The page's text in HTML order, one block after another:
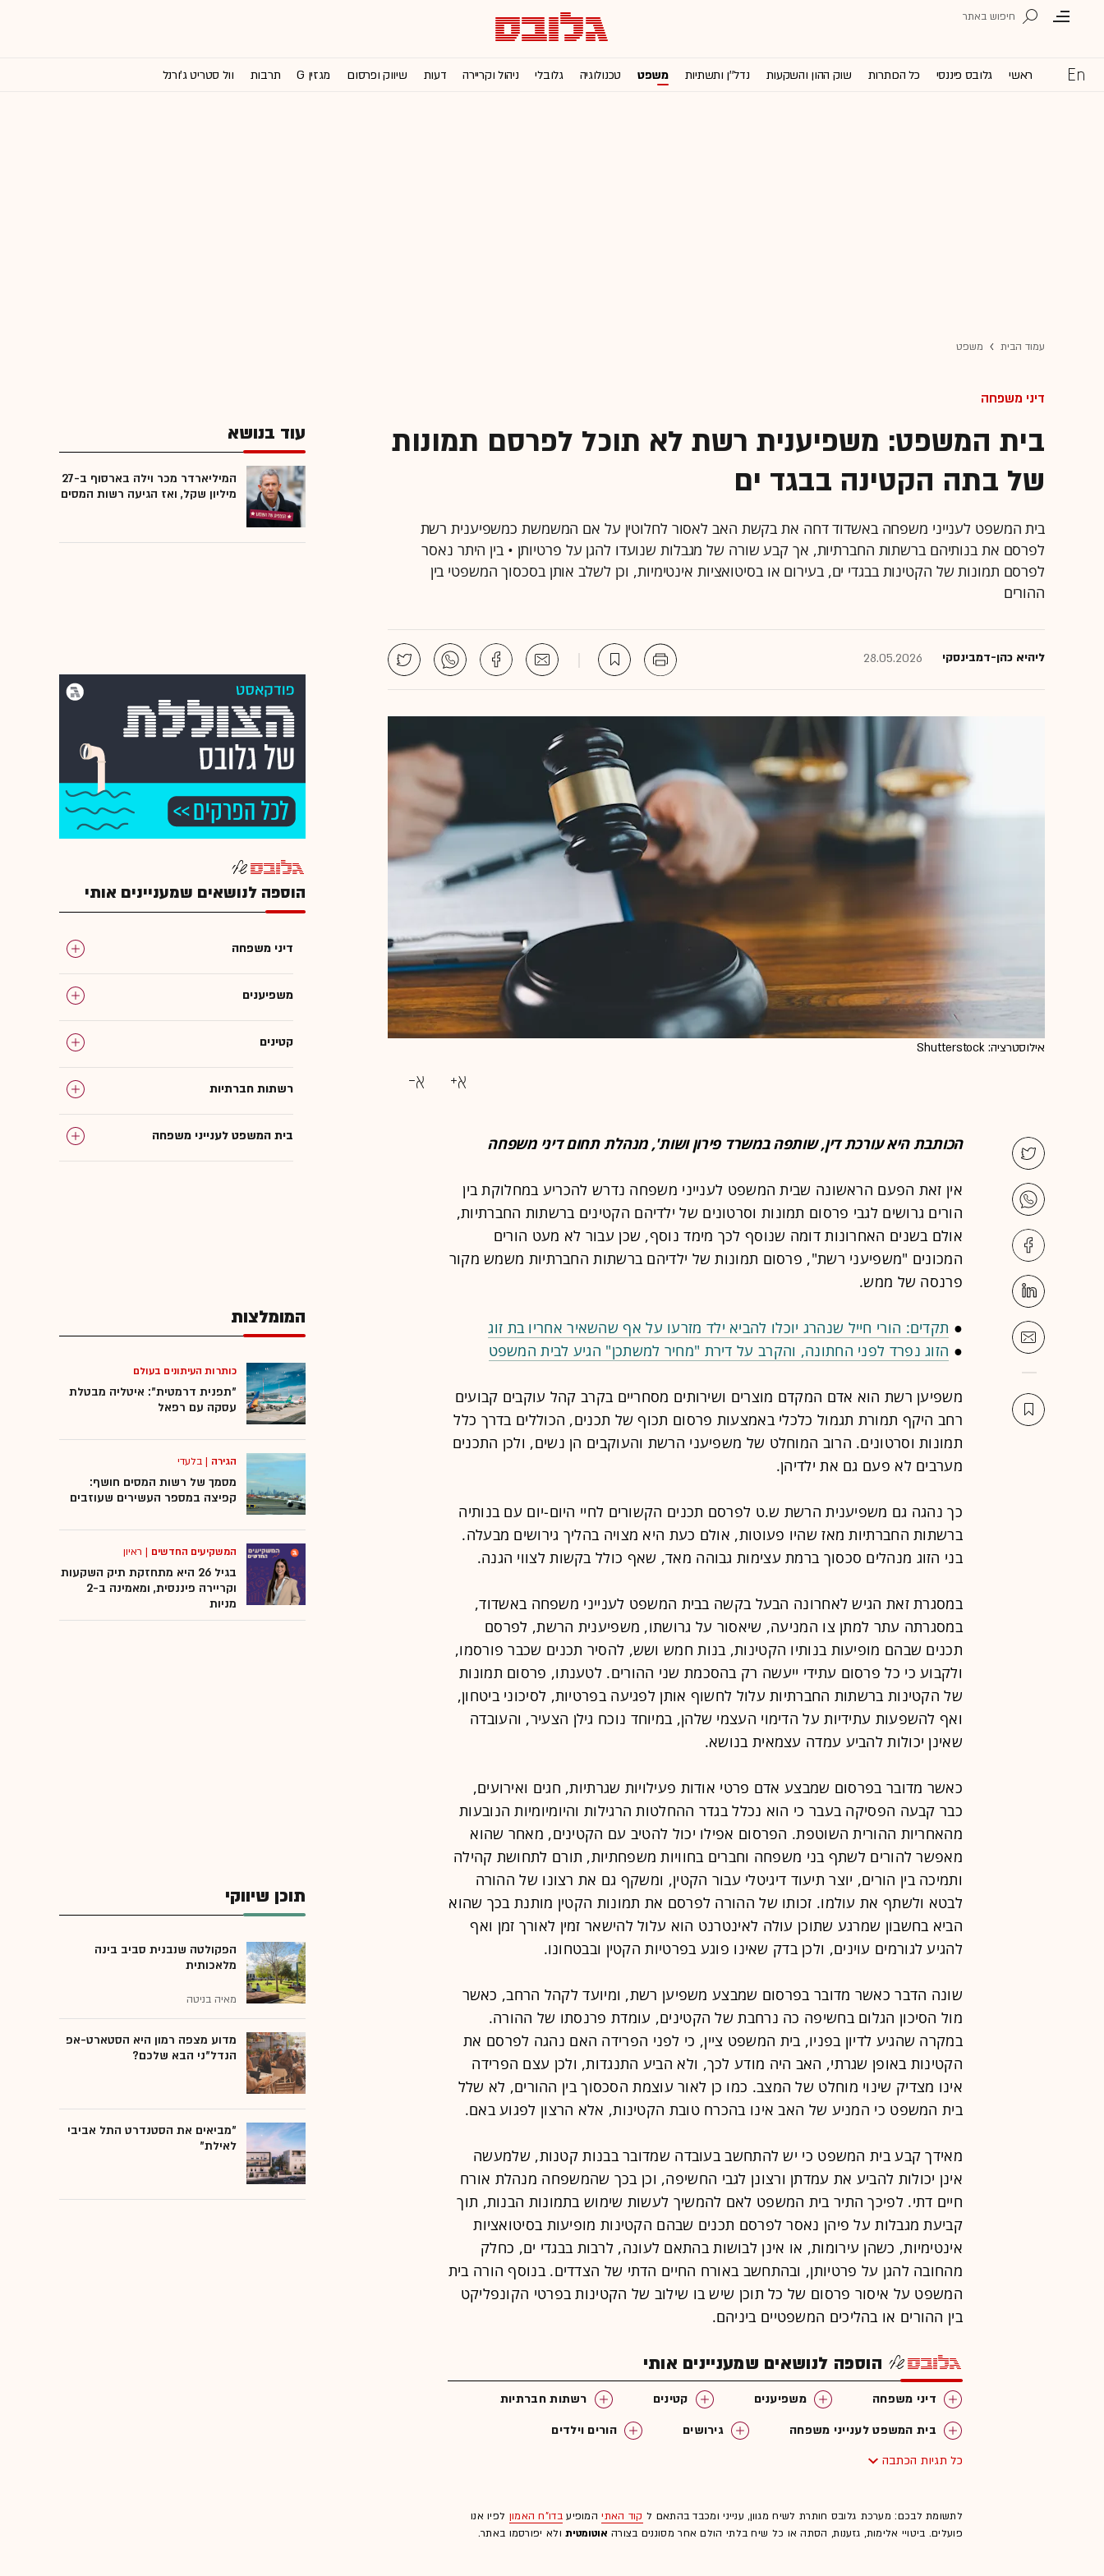
ראשי גלובס פיננסי כל הכותרות שוק ההון והשקעות נדל''ן ותשתיות משפט טכנולוגיה גלובלי ניהול וקריירה דעות שיווק ופרסום מגזין G תרבות וול סטריט ג'ורנל
עמוד הבית משפט
דיני משפחה
בית המשפט: משפיענית רשת לא תוכל לפרסם תמונות
של בתה הקטינה בבגד ים
בית המשפט לענייני משפחה באשדוד דחה את בקשת האב לאסור לחלוטין על אם המשמשת כמשפיענית רשת
לפרסם את בנותיהם ברשתות החברתיות, אך קבע שורה של מגבלות שנועדו להגן על פרטיותן • בין היתר נאסר
לפרסם תמונות של הקטינות בבגדי ים, בעירום או בסיטואציות אינטימיות, וכן לשלב אותן בסכסוך המשפטי בין
ההורים
ליהיא כהן-דמבינסקי 28.05.2026
אילוסטרציה: Shutterstock
הכותבת היא עורכת דין, שותפה במשרד פירון ושות', מנהלת תחום דיני משפחה
אין זאת הפעם הראשונה שבית המשפט לענייני משפחה נדרש להכריע במחלוקת בין
הורים גרושים לגבי פרסום תמונות וסרטונים של ילדיהם הקטינים ברשתות החברתיות,
אולם בשנים האחרונות דומה שנוסף לכך מימד נוסף, שכן עבור לא מעט הורים
המכונים "משפיעני רשת", פרסום תמונות של ילדיהם ברשתות החברתיות משמש מקור
פרנסה של ממש.
● תקדים: הורי חייל שנהרג יוכלו להביא ילד מזרעו על אף שהשאיר אחריו בת זוג
● הזוג נפרד לפני החתונה, והקרב על דירת "מחיר למשתכן" הגיע לבית המשפט
משפיען רשת הוא אדם המקדם מוצרים ושירותים מסחריים בקרב קהל עוקבים קבועים
רחב היקף תמורת תגמול כלכלי באמצעות פרסום תכוף של תכנים, הכוללים בדרך כלל
תמונות וסרטונים. הרוב המוחלט של משפיעני הרשת והעוקבים הן נשים, ולכן התכנים
מערבים לא פעם גם את ילדיהן.
כך נהגה גם משפיענית הרשת ש.ט לפרסם תכנים הקשורים לחיי היום-יום עם בנותיה
ברשתות החברתיות מאז שהיו פעוטות, אולם כעת היא מצויה בהליך גירושים מבעלה.
בני הזוג מנהלים סכסוך ברמת עצימות גבוהה מאד, שאף כולל בקשות לצווי הגנה.
במסגרת זאת הגיש לאחרונה הבעל בקשה בבית המשפט לענייני משפחה באשדוד,
במסגרתה עתר למתן צו המניעה, שיאסור על גרושתו, משפיענית הרשת, לפרסם
תכנים שבהם מופיעות בנותיו הקטינות, בנות חמש ושש, להסיר תכנים שכבר פורסמו,
ולקבוע כי כל פרסום עתידי ייעשה רק בהסכמת שני ההורים. לטענתו, פרסום תמונות
של הקטינות ברשתות החברתיות עלול לחשוף אותן לפגיעה בפרטיות, לסיכוני ביטחון,
ואף להשפעות עתידיות על הדימוי העצמי שלהן, במיוחד נוכח גילן הצעיר, והעובדה
שאינן יכולות להביע עמדה עצמאית בנושא.
כאשר מדובר בפרסום שמבצע אדם פרטי אודות פעילויות שגרתיות, חגים ואירועים,
כבר קבעה הפסיקה בעבר כי הוא נכלל בגדר ההחלטות הרגילות והיומיומיות הנובעות
מהאחריות ההורית השוטפת. הפרסום אפילו יכול להטיב עם הקטינים, מאחר שהוא
מאפשר להורים לשתף בני משפחה וחברים בחוויות משפחתיות, תורם לתחושת קהילה
ותמיכה בין הורים, יוצר תיעוד דיגיטלי עבור הקטין, ומשקף גם את רצונו של ההורה
לבטא ולשתף את עולמו. זכותו של ההורה לפרסם את תמונות הקטין מותנת בכך שהוא
הביא בחשבון שמרגע שתוכן עולה לאינטרנט הוא עלול להישאר זמין לאורך זמן ואף
להגיע לגורמים עוינים, ולכן בדק שאינו פוגע בפרטיות הקטין ובבטחונו.
שונה הדבר כאשר מדובר בפרסום שמבצע משפיען רשת, ומיועד לקהל הרחב, כאשר
מול הסיכון הגלום בחשיפה כה נרחבת של הקטינים, עומדת פרנסתו של ההורה.
במקרה שהגיע לדיון בפניו, בית המשפט ציין, כי לפני הפרידה האם נהגה לפרסם את
הקטינות באופן שגרתי, האב היה מודע לכך, ולא הביע התנגדות, ולכן עצם הפרידה
אינו מצדיק שינוי מוחלט של המצב. כמו כן לאור עוצמת הסכסוך בין ההורים, לא שלל
בית המשפט כי המניע של האב אינו בהכרח טובת הקטינות, אלא הרצון לפגוע באם.
מאידך קבע בית המשפט כי יש להתחשב בעובדה שמדובר בבנות קטנות, שלמעשה
אינן יכולות להביע את עמדתן ורצונן לגבי החשיפה, וכן בכך שהמשפחה מנהלת אורח
חיים דתי. לפיכך התיר בית המשפט לאם להמשיך לעשות שימוש בתמונות הבנות, תוך
קביעת מגבלות על פיהן נאסר לפרסם תכנים שבהם הקטינות מופיעות בסיטואציות
אינטימיות, כשהן עירומות, או אינן לבושות בהתאם לעונה, לרבות בבגדי ים, כחלק
מהחובה להגן על פרטיותן, ובהתחשב באורח החיים הדתי של הצדדים. בנוסף הורה בית
המשפט על איסור פרסום של כל תוכן שיש בו שילוב של הקטינות בפרטי הקונפליקט
בין ההורים או בהליכים המשפטיים ביניהם.
הוספה לנושאים שמעניינים אותי
דיני משפחה משפיענים קטינים
רשתות חברתיות
בית המשפט לענייני משפחה
גירושים
הורים וילדים
בגדי ים
כל תגיות הכתבה
לתשומת לבכם: מערכת גלובס חותרת לשיח מגוון, ענייני ומכבד בהתאם ל קוד האתיהמופיעבדו"ח האמון לפיו אנו
פועלים. ביטויי אלימות, גזענות, הסתה או כל שיח בלתי הולם אחר מסוננים בצורה אוטומטיתולא יפורסמו באתר.
עוד בנושא
המיליארדר מכר וילה בארסוף ב-27
מיליון שקל, ואז הגיעה רשות המסים
הוספה לנושאים שמעניינים אותי
דיני משפחה
משפיענים
קטינים
רשתות חברתיות
בית המשפט לענייני משפחה
המומלצות
כותרות העיתונים בעולם
"תפנית דרמטית": איטליה מבטלת
עסקה עם רפאל
הגירה |בלעדי
מסמך של רשות המסים חושף:
קפיצה במספר העשירים שעוזבים
המשקיעים החדשים | ראיון
בגיל 26 היא מתחזקת תיק השקעות
וקריירה פיננסית, ומאמינה ב-2
מניות
תוכן שיווקי
הפקולטה שנבנית סביב בינה
מלאכותית
מאיה בניטה
מדוע מצפה רמון היא הסטארט-אפ
הנדל"ני הבא שלכם?
"מביאים את הסטנדרט התל אביבי
לאילת"